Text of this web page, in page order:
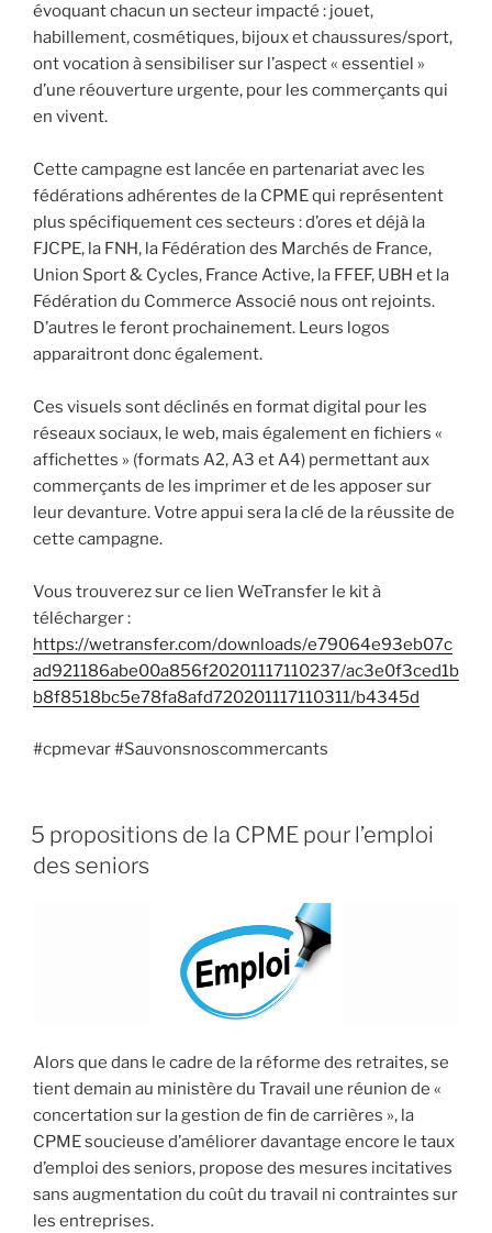
évoquant chacun un secteur impacté : jouet,
habillement, cosmétiques, bijoux et chaussures/sport,
ont vocation à sensibiliser sur l’aspect « essentiel »
d’une réouverture urgente, pour les commerçants qui
en vivent.
Cette campagne est lancée en partenariat avec les
fédérations adhérentes de la CPME qui représentent
plus spécifiquement ces secteurs : d’ores et déjà la
FJCPE, la FNH, la Fédération des Marchés de France,
Union Sport & Cycles, France Active, la FFEF, UBH et la
Fédération du Commerce Associé nous ont rejoints.
D’autres le feront prochainement. Leurs logos
apparaitront donc également.
Ces visuels sont déclinés en format digital pour les
réseaux sociaux, le web, mais également en fichiers «
affichettes » (formats A2, A3 et A4) permettant aux
commerçants de les imprimer et de les apposer sur
leur devanture. Votre appui sera la clé de la réussite de
cette campagne.
Vous trouverez sur ce lien WeTransfer le kit à
télécharger :
https://wetransfer.com/downloads/e79064e93eb07c
ad921186abe00a856f20201117110237/ac3e0f3ced1b
b8f8518bc5e78fa8afd720201117110311/b4345d
#cpmevar #Sauvonsnoscommercants
5 propositions de la CPME pour l’emploi
des seniors
Alors que dans le cadre de la réforme des retraites, se
tient demain au ministère du Travail une réunion de «
concertation sur la gestion de fin de carrières », la
CPME soucieuse d’améliorer davantage encore le taux
d’emploi des seniors, propose des mesures incitatives
sans augmentation du coût du travail ni contraintes sur
les entreprises.